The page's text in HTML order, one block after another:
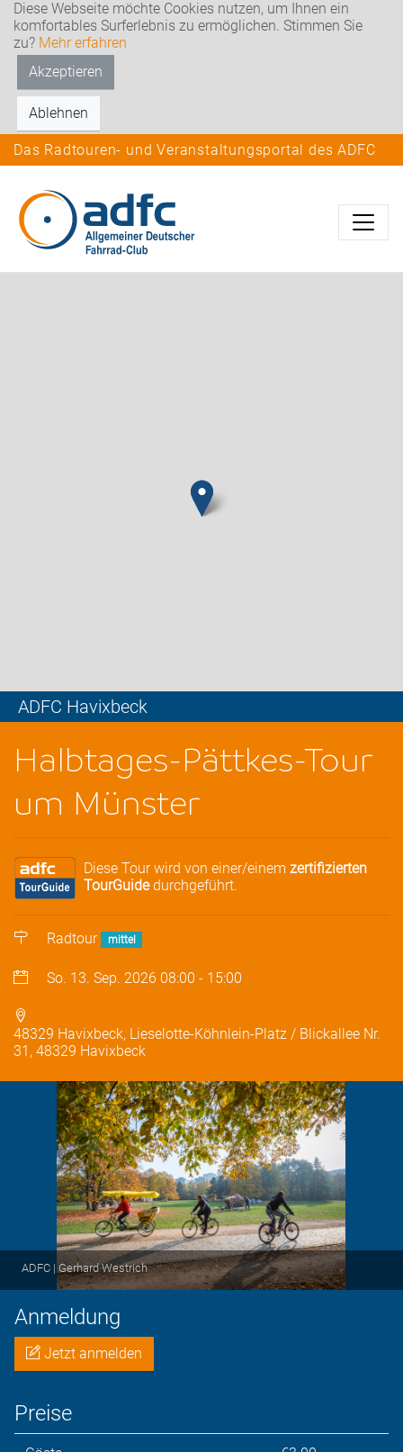
Diese Webseite möchte Cookies nutzen, um Ihnen ein
komfortables Surferlebnis zu ermöglichen. Stimmen Sie
zu? Mehr erfahren
Akzeptieren
Ablehnen
Das Radtouren- und Veranstaltungsportal des ADFC
ADFC Havixbeck
Halbtages-Pättkes-Tour
um Münster
Diese Tour wird von einer/einem zertifizierten
TourGuidedurchgeführt.
Radtour mittel
So. 13. Sep. 2026 08:00 - 15:00
48329 Havixbeck, Lieselotte-Köhnlein-Platz / Blickallee Nr.
31, 48329 Havixbeck
ADFC | Gerhard Westrich
Anmeldung
Jetzt anmelden
Preise